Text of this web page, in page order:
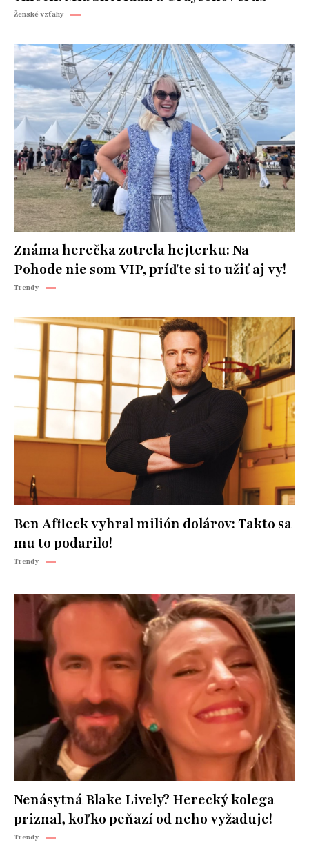
Ženské vzťahy
Známa herečka zotrela hejterku: Na
Pohode nie som VIP, príďte si to užiť aj vy!
Trendy
Ben Affleck vyhral milión dolárov: Takto sa
mu to podarilo!
Trendy
Nenásytná Blake Lively? Herecký kolega
priznal, koľko peňazí od neho vyžaduje!
Trendy